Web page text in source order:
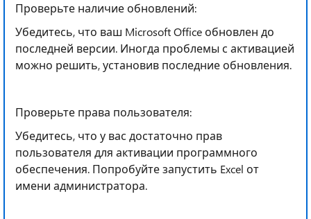
Проверьте наличие обновлений:
Убедитесь, что ваш Microsoft Office обновлен до
последней версии. Иногда проблемы с активацией
можно решить, установив последние обновления.
Проверьте права пользователя:
Убедитесь, что у вас достаточно прав
пользователя для активации программного
обеспечения. Попробуйте запустить Excel от
имени администратора.